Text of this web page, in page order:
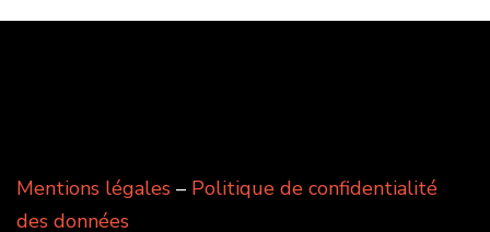
Mentions légales – Politique de confidentialité
des données